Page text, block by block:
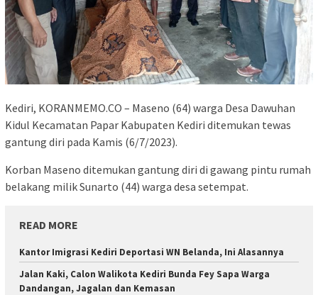
Kediri, KORANMEMO.CO – Maseno (64) warga Desa Dawuhan
Kidul Kecamatan Papar Kabupaten Kediri ditemukan tewas
gantung diri pada Kamis (6/7/2023).
Korban Maseno ditemukan gantung diri di gawang pintu rumah
belakang milik Sunarto (44) warga desa setempat.
READ MORE
Kantor Imigrasi Kediri Deportasi WN Belanda, Ini Alasannya
Jalan Kaki, Calon Walikota Kediri Bunda Fey Sapa Warga
Dandangan, Jagalan dan Kemasan